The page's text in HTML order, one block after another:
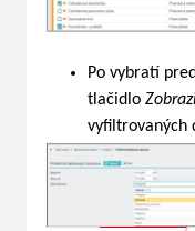
Po vybratí
tlačidlo
vyfiltrovaných